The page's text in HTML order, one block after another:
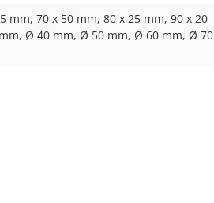
mm, 70 x 50 mm, 80 x 25 mm, 90 x 20
Ø 40 mm, Ø 50 mm, Ø 60 mm, Ø 70